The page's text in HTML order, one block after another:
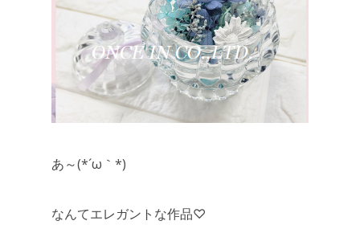
あ～(*´ω｀*)
なんてエレガントな作品♡